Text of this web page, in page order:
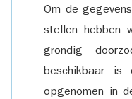
Om de
stellen hebben
grondig
beschikbaar is
opgenomen in